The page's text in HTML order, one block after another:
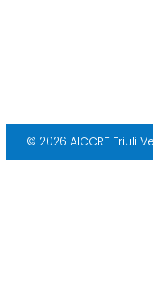
© 2026 AICCRE Friuli